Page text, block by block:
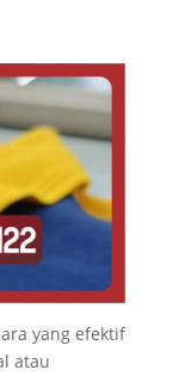
yang efektif
atau